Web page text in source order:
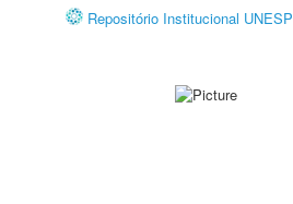
Repositório Institucional UNESP